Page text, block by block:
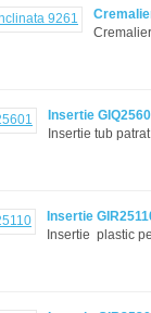
Insertie
Insertie tub
Insertie
Insertie plastic